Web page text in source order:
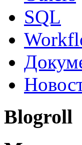
SQL
Blogroll